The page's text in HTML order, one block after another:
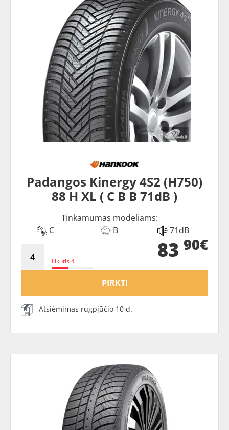
Padangos Kinergy 4S2 (H750)
88 H XL ( C B B 71dB )
Tinkamumas modeliams:
C
B 71dB
Likutis 4 83 90€
PIRKTI
Atsiėmimas rugpjūčio 10 d.